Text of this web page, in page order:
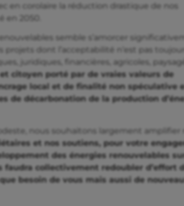
en corolaire la réduction drastique de nos
2050.
semble s’amorcer
dont l’acceptabilité n’est pas
juridiques, financières, agricoles,
citoyen porté par de vraies valeurs de
local et de finalité non spéculative
de décarbonation de la production
nous souhaitons largement amplifier
et nos soutiens, pour votre
des énergies renouvelables
faudra collectivement redoubler d’effort
besoin de vous mais aussi de